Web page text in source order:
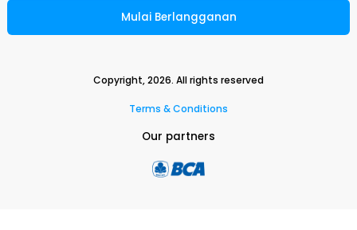
Mulai Berlangganan
Copyright,2026. All rights reserved
Terms & Conditions
Our partners